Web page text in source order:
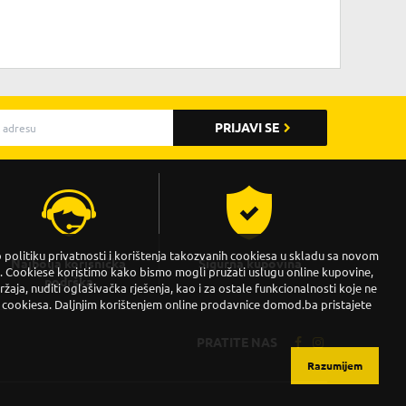
PRIJAVI SE
Najbolja korisnička
podrška
Sigurna kupovina
PRATITE NAS
politiku privatnosti i korištenja takozvanih cookiesa u skladu sa novom
koristimo kako bismo mogli pružati uslugu online kupovine,
nuditi oglašivačka rješenja, kao i za ostale funkcionalnosti koje ne
Daljnjim korištenjem online prodavnice domod.ba pristajete
Razumijem